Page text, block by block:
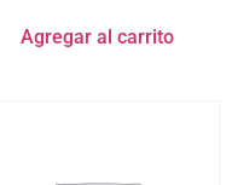
Agregar al carrito